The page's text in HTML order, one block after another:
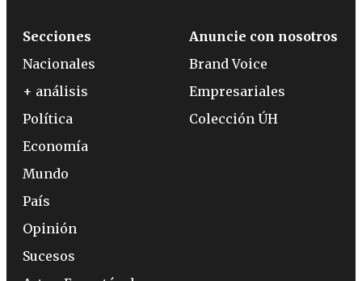
Secciones
Nacionales
+ análisis
Política
Economía
Mundo
País
Opinión
Sucesos
Anuncie con nosotros
Brand Voice
Empresariales
Colección ÚH